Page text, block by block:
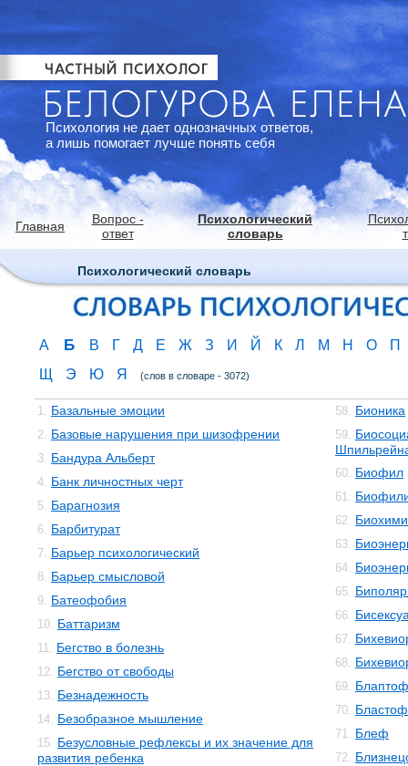
Психология не дает однозначных ответов,
а лишь помогает лучше понять себя
Главная
Вопрос -
ответ
Психологический
словарь
Психологический словарь
А Б В Г Д Е Ж З И Й К Л М Н О
П
Щ
Э Ю Я (слов в словаре - 3072)
1. Базальные эмоции
2. Базовые нарушения при шизофрении
3. Бандура Альберт
4. Банк личностных черт
5. Барагнозия
6. Барбитурат
7. Барьер психологический
8. Барьер смысловой
9. Батеофобия
10. Баттаризм
11. Бегство в болезнь
12. Бегство от свободы
13. Безнадежность
14. Безобразное мышление
15. Безусловные рефлексы и их значение для
развития ребенка
58. Бионика
59.
60. Биофил
61.
62.
63.
64.
65.
66.
67.
68.
69.
70.
71. Блеф
72.